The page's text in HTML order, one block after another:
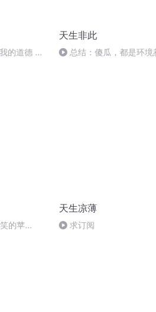
的道德 结
天生非此
总结：傻瓜，都是环境
的苹
天生凉薄
求订阅